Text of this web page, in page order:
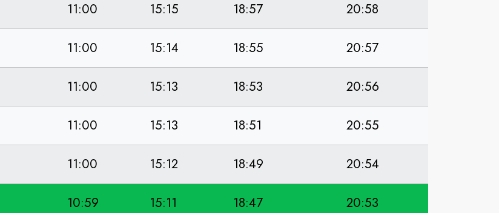
11:00 15:15 18:57 20:58
11:00 15:14 18:55 20:57
11:00 15:13 18:53 20:56
11:00 15:13 18:51 20:55
11:00 15:12 18:49 20:54
10:59 15:11 18:47 20:53